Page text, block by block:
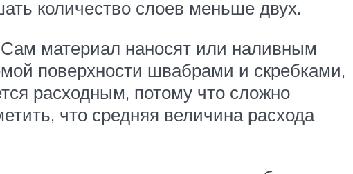
количество слоев меньше двух.
материал наносят или наливным
поверхности швабрами и скребками,
расходным, потому что сложно
что средняя величина расхода